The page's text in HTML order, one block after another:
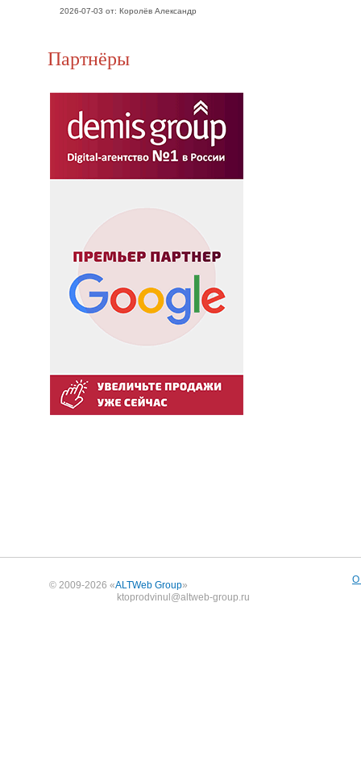
2026-07-03 от: Королёв Александр
Партнёры
© 2009-2026 «ALTWeb Group»
ktoprodvinul@altweb-group.ru
О